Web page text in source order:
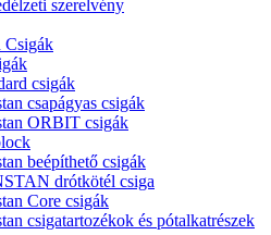
szerelvény
csigák
csapágyas csigák
ORBIT csigák
beépíthető csigák
drótkötél csiga
Core csigák
csigatartozékok és pótalkatrészek